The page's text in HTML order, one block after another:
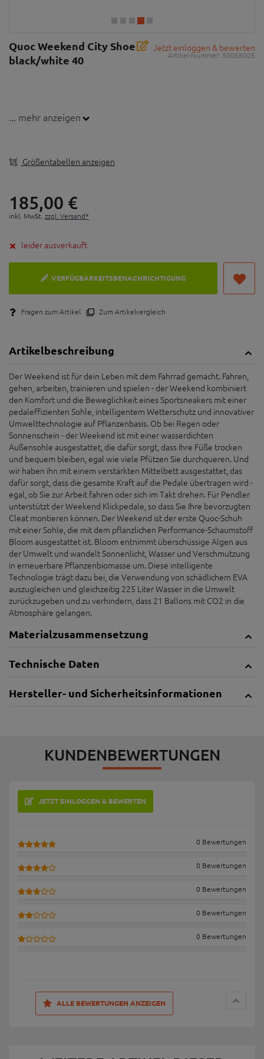
Jetzt einloggen & bewerten
Artikel-Nummer: 50058005
Quoc Weekend City Shoe
black/white 40
... mehr anzeigen
Größentabellen anzeigen
185,00 €
inkl. MwSt. zzgl. Versand*
leider ausverkauft
VERFÜGBARKEITSBENACHRICHTIGUNG
Fragen zum Artikel Zum Artikelvergleich
Artikelbeschreibung
Der Weekend ist für dein Leben mit dem Fahrrad gemacht. Fahren,
gehen, arbeiten, trainieren und spielen - der Weekend kombiniert
den Komfort und die Beweglichkeit eines Sportsneakers mit einer
pedaleffizienten Sohle, intelligentem Wetterschutz und innovativer
Umwelttechnologie auf Pflanzenbasis. Ob bei Regen oder
Sonnenschein - der Weekend ist mit einer wasserdichten
Außensohle ausgestattet, die dafür sorgt, dass Ihre Füße trocken
und bequem bleiben, egal wie viele Pfützen Sie durchqueren. Und
wir haben ihn mit einem verstärkten Mittelbett ausgestattet, das
dafür sorgt, dass die gesamte Kraft auf die Pedale übertragen wird -
egal, ob Sie zur Arbeit fahren oder sich im Takt drehen. Für Pendler
unterstützt der Weekend Klickpedale, so dass Sie Ihre bevorzugten
Cleat montieren können. Der Weekend ist der erste Quoc-Schuh
mit einer Sohle, die mit dem pflanzlichen Performance-Schaumstoff
Bloom ausgestattet ist. Bloom entnimmt überschüssige Algen aus
der Umwelt und wandelt Sonnenlicht, Wasser und Verschmutzung
in erneuerbare Pflanzenbiomasse um. Diese intelligente
Technologie trägt dazu bei, die Verwendung von schädlichem EVA
auszugleichen und gleichzeitig 225 Liter Wasser in die Umwelt
zurückzugeben und zu verhindern, dass 21 Ballons mit CO2 in die
Atmosphäre gelangen.
Materialzusammensetzung
Technische Daten
Hersteller- und Sicherheitsinformationen
KUNDENBEWERTUNGEN
JETZT EINLOGGEN & BEWERTEN
0 Bewertungen
0 Bewertungen
0 Bewertungen
0 Bewertungen
0 Bewertungen
ALLE BEWERTUNGEN ANZEIGEN